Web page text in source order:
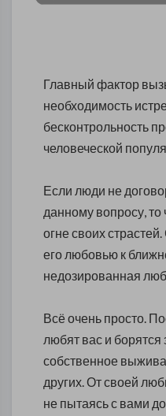
Главный фактор
необходимость
бесконтрольность
человеческой
Если люди не
данному вопросу, то
огне своих
его любовью к
недозированная
Всё очень просто.
любят вас и
собственное
других. От своей
не пытаясь с вами